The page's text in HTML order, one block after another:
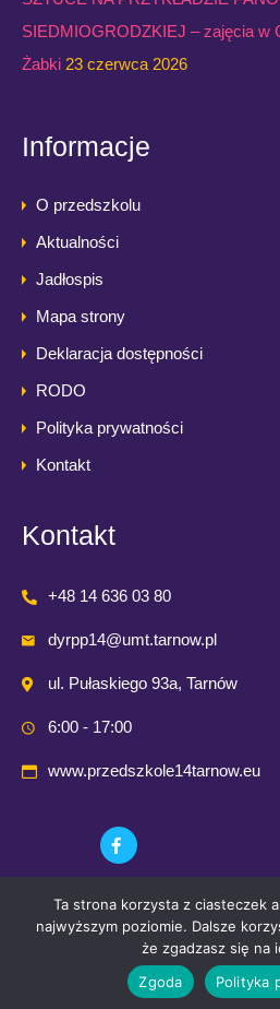
SIEDMIOGRODZKIEJ – zajęcia w
Żabki 23 czerwca 2026
Informacje
O przedszkolu
Aktualności
Jadłospis
Mapa strony
Deklaracja dostępności
RODO
Polityka prywatności
Kontakt
Kontakt
+48 14 636 03 80
dyrpp14@umt.tarnow.pl
ul. Pułaskiego 93a, Tarnów
6:00 - 17:00
www.przedszkole14tarnow.eu
© 2021 Przedszkole
Ta strona korzysta z ciasteczek
najwyższym poziomie. Dalsze
że zgadzasz się na
Zgoda
Polityka